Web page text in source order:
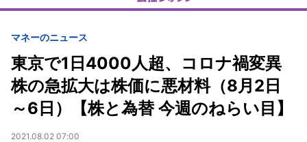
マネーのニュース
東京で1日4000人超、コロナ禍変異
株の急拡大は株価に悪材料（8月2日
～6日）【株と為替 今週のねらい目】
2021.08.02 07:00